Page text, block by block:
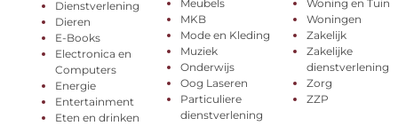
Dienstverlening
Dieren
E-Books
Electronica en
Computers
Energie
Entertainment
Eten en drinken
Meubels
MKB
Mode en Kleding
Muziek
Onderwijs
Oog Laseren
Particuliere
dienstverlening
Woning en Tuin
Woningen
Zakelijk
Zakelijke
dienstverlening
Zorg
ZZP